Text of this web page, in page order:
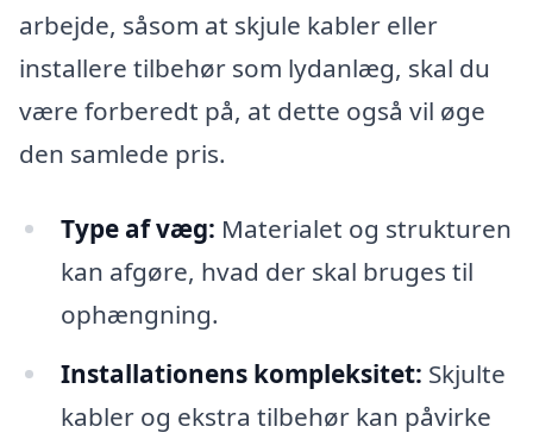
arbejde, såsom at skjule kabler eller
installere tilbehør som lydanlæg, skal du
være forberedt på, at dette også vil øge
den samlede pris.
Type af væg: Materialet og strukturen
kan afgøre, hvad der skal bruges til
ophængning.
Installationens kompleksitet: Skjulte
kabler og ekstra tilbehør kan påvirke